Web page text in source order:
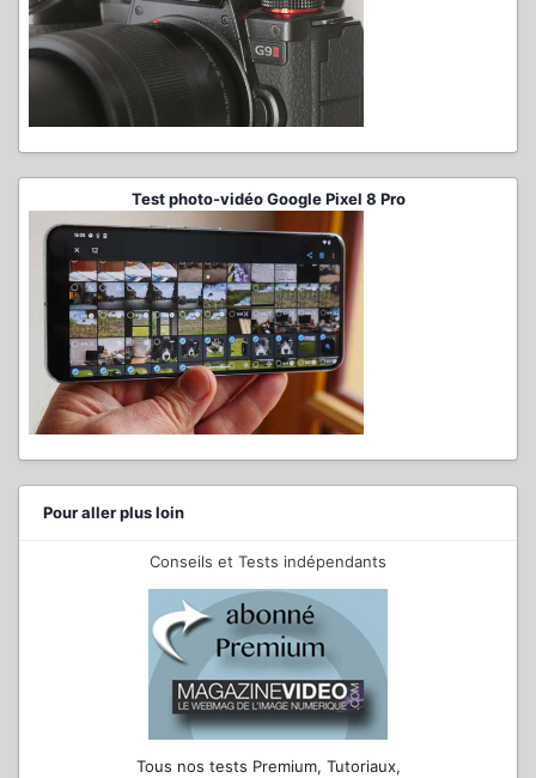
Test photo-vidéo Google Pixel 8 Pro
Pour aller plus loin
Conseils et Tests indépendants
Tous nos tests Premium, Tutoriaux,